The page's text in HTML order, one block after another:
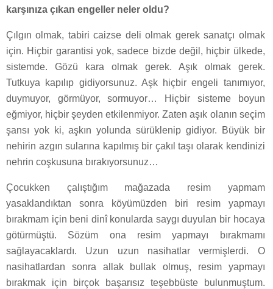
karşınıza çıkan engeller neler oldu?
Çılgın olmak, tabiri caizse deli olmak gerek sanatçı olmak
için. Hiçbir garantisi yok, sadece bizde değil, hiçbir ülkede,
sistemde. Gözü kara olmak gerek. Aşık olmak gerek.
Tutkuya kapılıp gidiyorsunuz. Aşk hiçbir engeli tanımıyor,
duymuyor, görmüyor, sormuyor… Hiçbir sisteme boyun
eğmiyor, hiçbir şeyden etkilenmiyor. Zaten aşık olanın seçim
şansı yok ki, aşkın yolunda sürüklenip gidiyor. Büyük bir
nehirin azgın sularına kapılmış bir çakıl taşı olarak kendinizi
nehrin coşkusuna bırakıyorsunuz…
Çocukken çalıştığım mağazada resim yapmam
yasaklandıktan sonra köyümüzden biri resim yapmayı
bırakmam için beni dinî konularda saygı duyulan bir hocaya
götürmüştü. Sözüm ona resim yapmayı bırakmamı
sağlayacaklardı. Uzun uzun nasihatlar vermişlerdi. O
nasihatlardan sonra allak bullak olmuş, resim yapmayı
bırakmak için birçok başarısız teşebbüste bulunmuştum.